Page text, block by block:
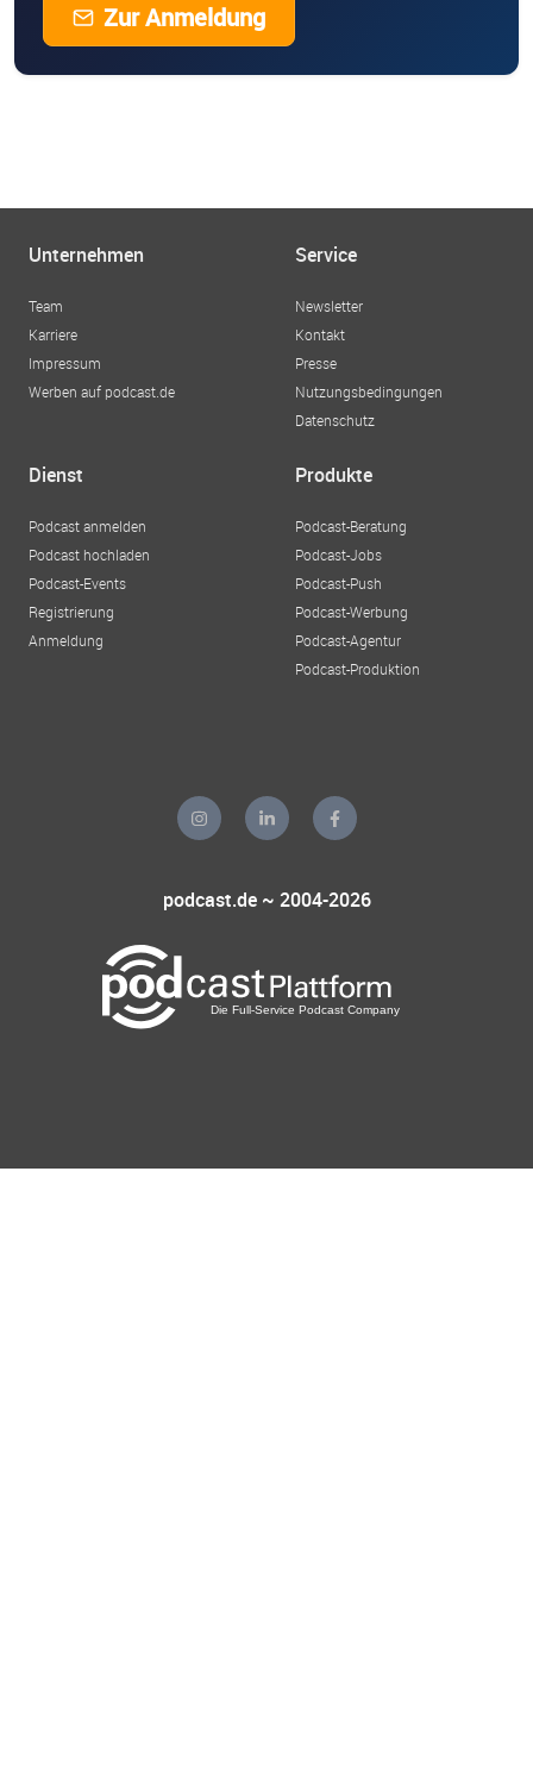
Zur Anmeldung
Unternehmen
Team
Karriere
Impressum
Werben auf podcast.de
Service
Newsletter
Kontakt
Presse
Nutzungsbedingungen
Datenschutz
Dienst
Podcast anmelden
Podcast hochladen
Podcast-Events
Registrierung
Anmeldung
Produkte
Podcast-Beratung
Podcast-Jobs
Podcast-Push
Podcast-Werbung
Podcast-Agentur
Podcast-Produktion
podcast.de ~ 2004-2026